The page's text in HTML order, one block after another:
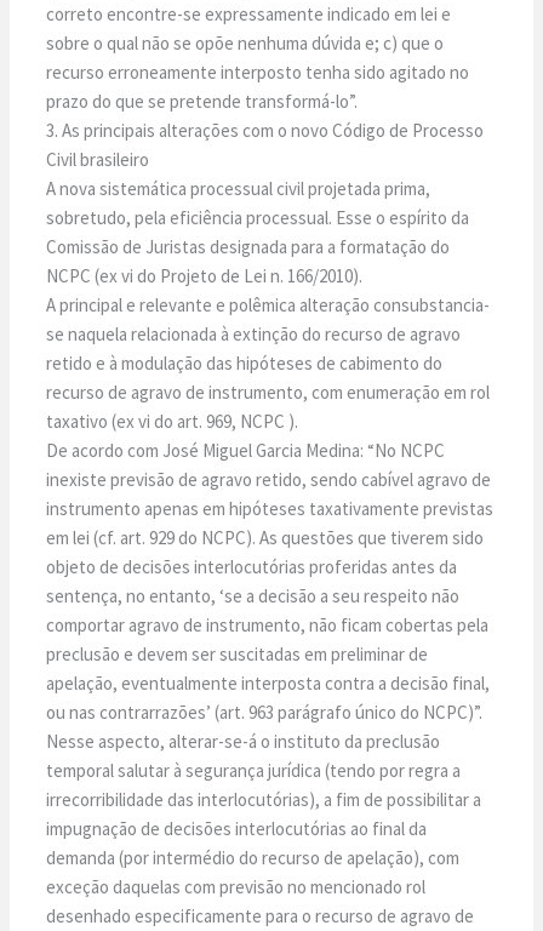
correto encontre-se expressamente indicado em lei e
sobre o qual não se opõe nenhuma dúvida e; c) que o
recurso erroneamente interposto tenha sido agitado no
prazo do que se pretende transformá-lo”.
3. As principais alterações com o novo Código de Processo
Civil brasileiro
A nova sistemática processual civil projetada prima,
sobretudo, pela eficiência processual. Esse o espírito da
Comissão de Juristas designada para a formatação do
NCPC (ex vi do Projeto de Lei n. 166/2010).
A principal e relevante e polêmica alteração consubstancia-
se naquela relacionada à extinção do recurso de agravo
retido e à modulação das hipóteses de cabimento do
recurso de agravo de instrumento, com enumeração em rol
taxativo (ex vi do art. 969, NCPC ).
De acordo com José Miguel Garcia Medina: “No NCPC
inexiste previsão de agravo retido, sendo cabível agravo de
instrumento apenas em hipóteses taxativamente previstas
em lei (cf. art. 929 do NCPC). As questões que tiverem sido
objeto de decisões interlocutórias proferidas antes da
sentença, no entanto, ‘se a decisão a seu respeito não
comportar agravo de instrumento, não ficam cobertas pela
preclusão e devem ser suscitadas em preliminar de
apelação, eventualmente interposta contra a decisão final,
ou nas contrarrazões’ (art. 963 parágrafo único do NCPC)”.
Nesse aspecto, alterar-se-á o instituto da preclusão
temporal salutar à segurança jurídica (tendo por regra a
irrecorribilidade das interlocutórias), a fim de possibilitar a
impugnação de decisões interlocutórias ao final da
demanda (por intermédio do recurso de apelação), com
exceção daquelas com previsão no mencionado rol
desenhado especificamente para o recurso de agravo de